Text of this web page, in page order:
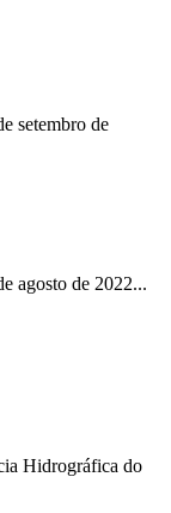
setembro de
agosto de 2022...
Hidrográfica do